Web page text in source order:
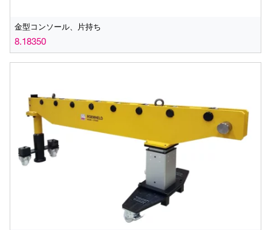
金型コンソール、片持ち
8.18350